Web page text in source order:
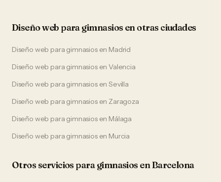
Diseño web paragimnasios en otras ciudades
Diseño web para gimnasiosen Madrid
Diseño web para gimnasiosenValencia
Diseño web para gimnasiosenSevilla
Diseño web para gimnasiosen Zaragoza
Diseño web para gimnasiosen Málaga
Diseño web para gimnasiosen Murcia
Otros servicios paragimnasios enBarcelona